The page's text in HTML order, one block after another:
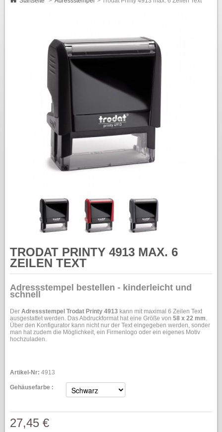
TRODAT PRINTY 4913 MAX. 6
ZEILEN TEXT
Adressstempel bestellen - kinderleicht und
schnell
Der Adressstempel Trodat Printy 4913 kann mit maximal 6 Zeilen Text
ausgestattet werden. Das Abdruckformat hat eine Größe von 58 x 22 mm.
Über den Konfigurator kann nicht nur der Text eingegeben werden, sonder
man hat zudem die Möglichkeit, ein Firmenlogo oder ein eigenes Motiv
hochzuladen.
Artikel-Nr: 4913
Gehäusefarbe :
27,45 €